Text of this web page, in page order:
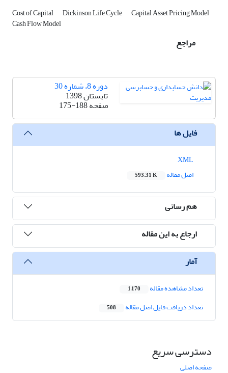
Cost of Capital Dickinson Life Cycle Capital Asset Pricing Model
Cash Flow Model
مراجع
دوره 8، شماره 30
تابستان 1398
صفحه175-188
فایل ها
اصل مقاله
593.31 K
هم رسانی
ارجاع به این مقاله
آمار
تعداد مشاهده مقاله 1,170
تعداد دریافت فایل اصل مقاله 508
دسترسی سریع
صفحه اصلی